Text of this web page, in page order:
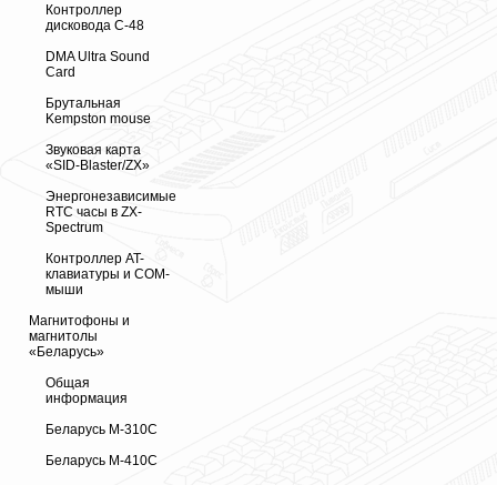
Контроллер
дисковода С-48
DMA Ultra Sound
Card
Брутальная
Kempston mouse
Звуковая карта
«SID-Blaster/ZX»
Энергонезависимые
RTC часы в ZX-
Spectrum
Контроллер AT-
клавиатуры и COM-
мыши
Магнитофоны и
магнитолы
«Беларусь»
Общая
информация
Беларусь М-310С
Беларусь М-410С